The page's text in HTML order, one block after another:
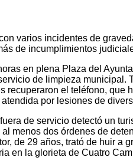
varios incidentes de
de incumplimientos
en plena Plaza del
de limpieza
recuperaron el teléfono,
por lesiones de
de servicio detectó un
menos dos órdenes de
de 29 años, trató de huir a
en la glorieta de Cuatro